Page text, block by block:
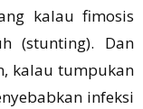
kalau fimosis
(stunting). Dan
kalau tumpukan
infeksi